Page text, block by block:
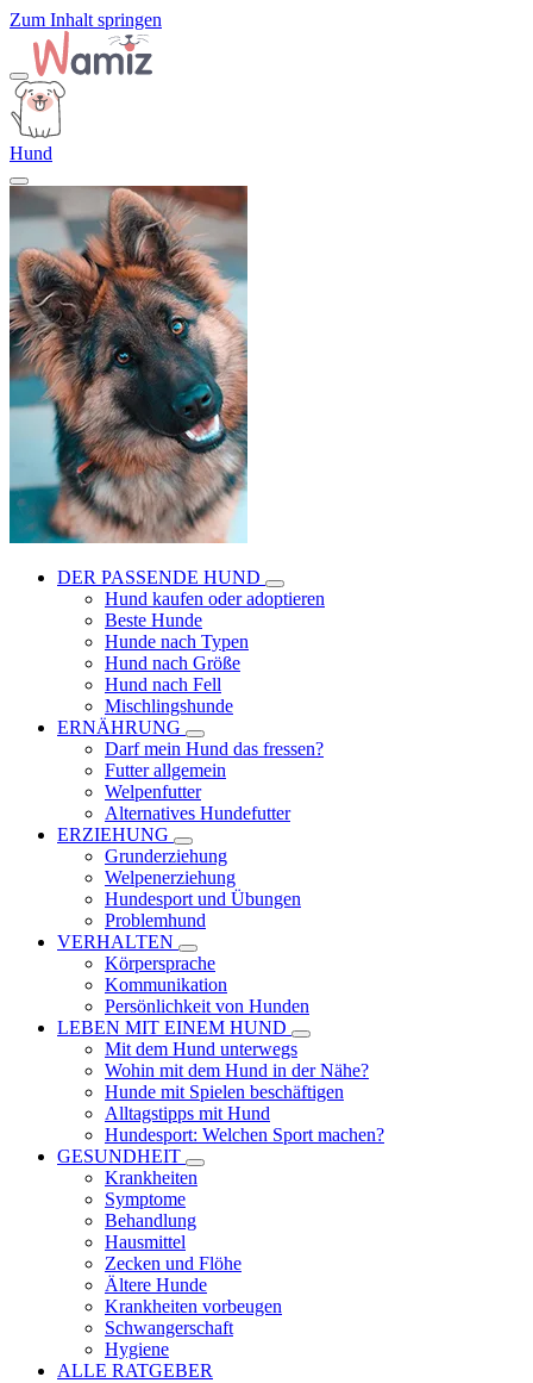
Zum Inhalt springen
Hund
DER PASSENDE HUND
Hund kaufen oder adoptieren
Beste Hunde
Hunde nach Typen
Hund nach Größe
Hund nach Fell
Mischlingshunde
ERNÄHRUNG
Darf mein Hund das fressen?
Futter allgemein
Welpenfutter
Alternatives Hundefutter
ERZIEHUNG
Grunderziehung
Welpenerziehung
Hundesport und Übungen
Problemhund
VERHALTEN
Körpersprache
Kommunikation
Persönlichkeit von Hunden
LEBEN MIT EINEM HUND
Mit dem Hund unterwegs
Wohin mit dem Hund in der Nähe?
Hunde mit Spielen beschäftigen
Alltagstipps mit Hund
Hundesport: Welchen Sport machen?
GESUNDHEIT
Krankheiten
Symptome
Behandlung
Hausmittel
Zecken und Flöhe
Ältere Hunde
Krankheiten vorbeugen
Schwangerschaft
Hygiene
ALLE RATGEBER